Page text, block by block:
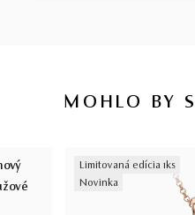
MOHLO BY
Limitovaná edícia 1ks
Novinka